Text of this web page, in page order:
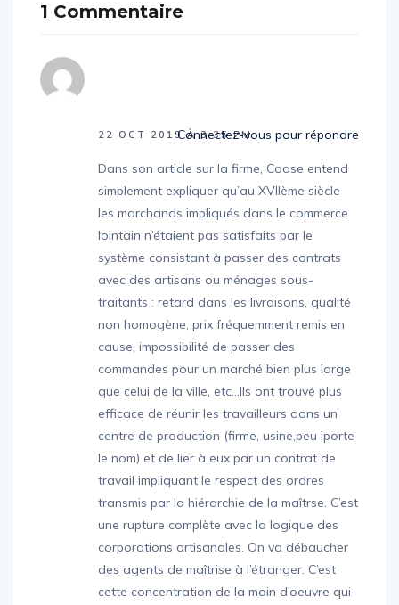
1 Commentaire
Connectez-vous pour répondre
22 OCT 2019 À 3:35 PM
Dans son article sur la firme, Coase entend
simplement expliquer qu’au XVIIème siècle
les marchands impliqués dans le commerce
lointain n’étaient pas satisfaits par le
système consistant à passer des contrats
avec des artisans ou ménages sous-
traitants : retard dans les livraisons, qualité
non homogène, prix fréquemment remis en
cause, impossibilité de passer des
commandes pour un marché bien plus large
que celui de la ville, etc…Ils ont trouvé plus
efficace de réunir les travailleurs dans un
centre de production (firme, usine,peu iporte
le nom) et de lier à eux par un contrat de
travail impliquant le respect des ordres
transmis par la hiérarchie de la maîtrse. C’est
une rupture complète avec la logique des
corporations artisanales. On va débaucher
des agents de maîtrise à l’étranger. C’est
cette concentration de la main d’oeuvre qui